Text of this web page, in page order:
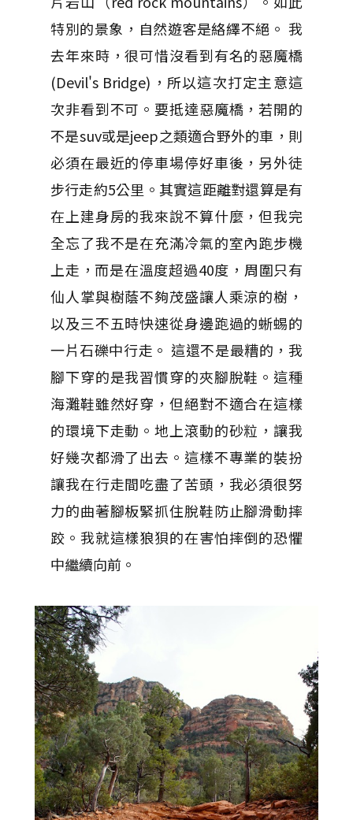
特別的景象，自然遊客是絡繹不絕。 我
去年來時，很可惜沒看到有名的惡魔橋
(Devil's Bridge)，所以這次打定主意這
次非看到不可。要抵達惡魔橋，若開的
不是suv或是jeep之類適合野外的車，則
必須在最近的停車場停好車後，另外徒
步行走約5公里。其實這距離對還算是有
在上建身房的我來說不算什麼，但我完
全忘了我不是在充滿冷氣的室內跑步機
上走，而是在溫度超過40度，周圍只有
仙人掌與樹蔭不夠茂盛讓人乘涼的樹，
以及三不五時快速從身邊跑過的蜥蜴的
一片石礫中行走。 這還不是最糟的，我
腳下穿的是我習慣穿的夾腳脫鞋。這種
海灘鞋雖然好穿，但絕對不適合在這樣
的環境下走動。地上滾動的砂粒，讓我
好幾次都滑了出去。這樣不專業的裝扮
讓我在行走間吃盡了苦頭，我必須很努
力的曲著腳板緊抓住脫鞋防止腳滑動摔
跤。我就這樣狼狽的在害怕摔倒的恐懼
中繼續向前。